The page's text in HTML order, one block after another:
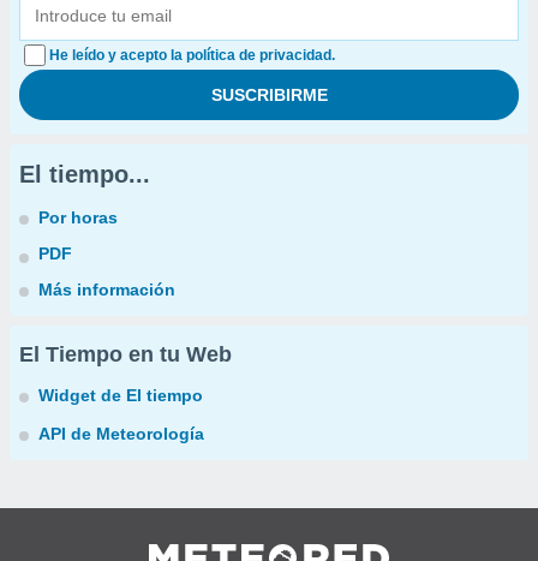
He leído y acepto la política de privacidad.
El tiempo...
Por horas
PDF
Más información
El Tiempo en tu Web
Widget de El tiempo
API de Meteorología